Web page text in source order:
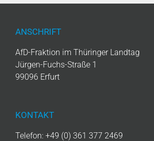
ANSCHRIFT
AfD-Fraktion im Thüringer Landtag
Jürgen-Fuchs-Straße 1
99096 Erfurt
KONTAKT
Telefon: +49 (0) 361 377 2469